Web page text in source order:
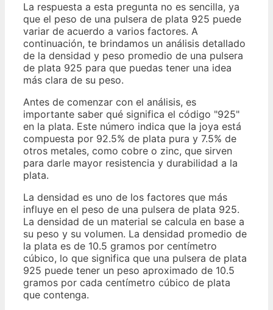
La respuesta a esta pregunta no es sencilla, ya
que el peso de una pulsera de plata 925 puede
variar de acuerdo a varios factores. A
continuación, te brindamos un análisis detallado
de la densidad y peso promedio de una pulsera
de plata 925 para que puedas tener una idea
más clara de su peso.
Antes de comenzar con el análisis, es
importante saber qué significa el código "925"
en la plata. Este número indica que la joya está
compuesta por 92.5% de plata pura y 7.5% de
otros metales, como cobre o zinc, que sirven
para darle mayor resistencia y durabilidad a la
plata.
La densidad es uno de los factores que más
influye en el peso de una pulsera de plata 925.
La densidad de un material se calcula en base a
su peso y su volumen. La densidad promedio de
la plata es de 10.5 gramos por centímetro
cúbico, lo que significa que una pulsera de plata
925 puede tener un peso aproximado de 10.5
gramos por cada centímetro cúbico de plata
que contenga.